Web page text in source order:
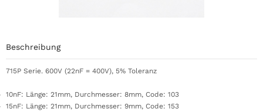
Beschreibung
715P Serie. 600V (22nF = 400V), 5% Toleranz
10nF: Länge: 21mm, Durchmesser: 8mm, Code: 103
15nF: Länge: 21mm, Durchmesser: 9mm, Code: 153